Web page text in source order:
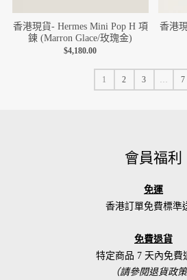
香港現貨- Hermes Mini Pop H 項
鍊 (Marron Glace/玫瑰金)
$4,180.00
香港
1 2 3 7
會員福利
免運
香港訂單免費標準
免費退貨
特定商品 7 天內免費
（請參閱退貨政策